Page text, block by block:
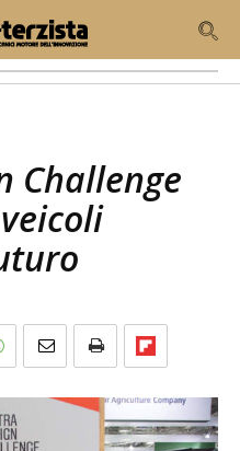
Challenge